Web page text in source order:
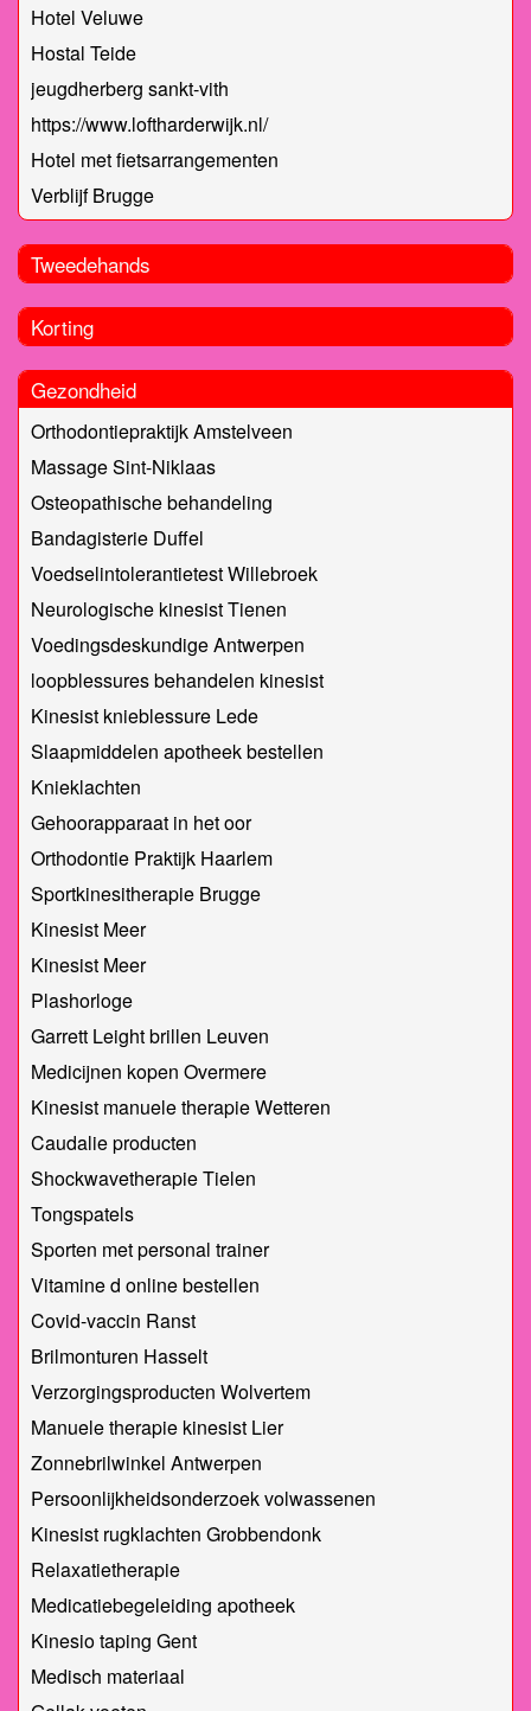
Hotel Veluwe
Hostal Teide
jeugdherberg sankt-vith
https://www.loftharderwijk.nl/
Hotel met fietsarrangementen
Verblijf Brugge
Tweedehands
Korting
Gezondheid
Orthodontiepraktijk Amstelveen
Massage Sint-Niklaas
Osteopathische behandeling
Bandagisterie Duffel
Voedselintolerantietest Willebroek
Neurologische kinesist Tienen
Voedingsdeskundige Antwerpen
loopblessures behandelen kinesist
Kinesist knieblessure Lede
Slaapmiddelen apotheek bestellen
Knieklachten
Gehoorapparaat in het oor
Orthodontie Praktijk Haarlem
Sportkinesitherapie Brugge
Kinesist Meer
Kinesist Meer
Plashorloge
Garrett Leight brillen Leuven
Medicijnen kopen Overmere
Kinesist manuele therapie Wetteren
Caudalie producten
Shockwavetherapie Tielen
Tongspatels
Sporten met personal trainer
Vitamine d online bestellen
Covid-vaccin Ranst
Brilmonturen Hasselt
Verzorgingsproducten Wolvertem
Manuele therapie kinesist Lier
Zonnebrilwinkel Antwerpen
Persoonlijkheidsonderzoek volwassenen
Kinesist rugklachten Grobbendonk
Relaxatietherapie
Medicatiebegeleiding apotheek
Kinesio taping Gent
Medisch materiaal